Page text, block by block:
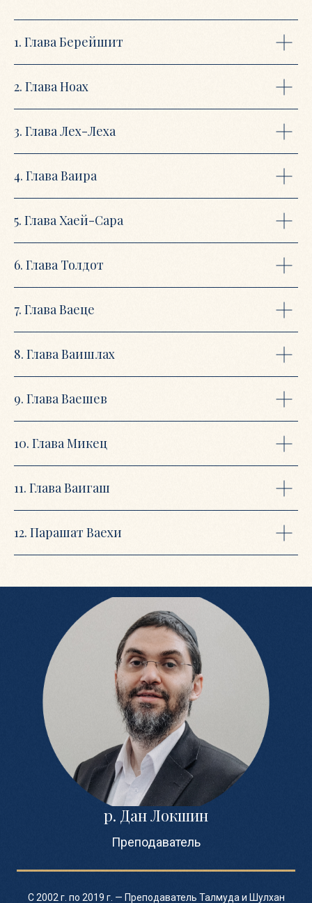
1. Глава Берейшит
2. Глава Ноах
3. Глава Лех-Леха
4. Глава Ваира
5. Глава Хаей-Сара
6. Глава Толдот
7. Глава Ваеце
8. Глава Ваишлах
9. Глава Ваешев
10. Глава Микец
11. Глава Ваигаш
12. Парашат Ваехи
p. Дан Локшин
Преподаватель
С 2002 г. по 2019 г. — Преподаватель Талмуда и Шулхан
Ждем Вас в 18:30 по адресу:
БЕЗ РЕГИСТРАЦИИ
КУРС ЗАКОНЧЕН
УСТАВ ОРГАНИЗАЦИИ
ПОЛИТИКА ОБРАБОТКИ ПЕРСОНАЛЬНЫХ
ДАННЫХ
УСЛОВИЯ ОПЛАТЫ И ВОЗВРАТА
ДЕНЕЖНЫХ СРЕДСТВ
Местная религиозная организация ортодоксального
иудаизма «Еврейская община «Кармель».
Юридический адрес: 127 018, г. Москва, пер. 2-й
Вышеславцев, 5А, офис 201.Контакты:
info@toracenter.moscow, +7(495)645-50-23.
Реквизиты: ИНН 7 715 491 705/ ОГРН 1 127 799 016
377.